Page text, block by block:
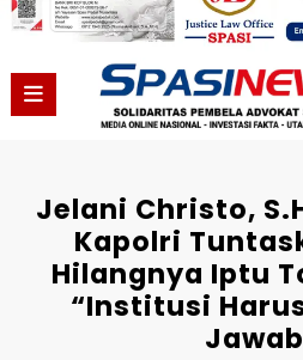
Jelani Christo,
Kapolri
Hilangnya Iptu
“Institusi